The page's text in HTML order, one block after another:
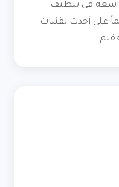
في تنظيف
على أحدث تقنيات